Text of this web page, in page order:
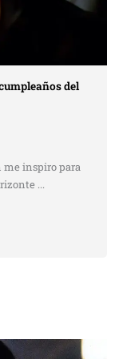
del
me inspiro para
...